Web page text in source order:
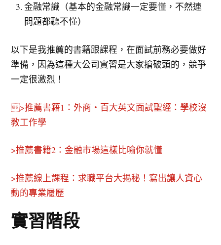
金融常識（基本的金融常識一定要懂，不然連
問題都聽不懂）
以下是我推薦的書籍跟課程，在面試前務必要做好
準備，因為這種大公司實習是大家搶破頭的，競爭
一定很激烈！
>推薦書籍1：外商・百大英文面試聖經：學校沒
教工作學
>推薦書籍2：金融市場這樣比喻你就懂
>推薦線上課程：求職平台大揭秘！寫出讓人資心
動的專業履歷
實習階段